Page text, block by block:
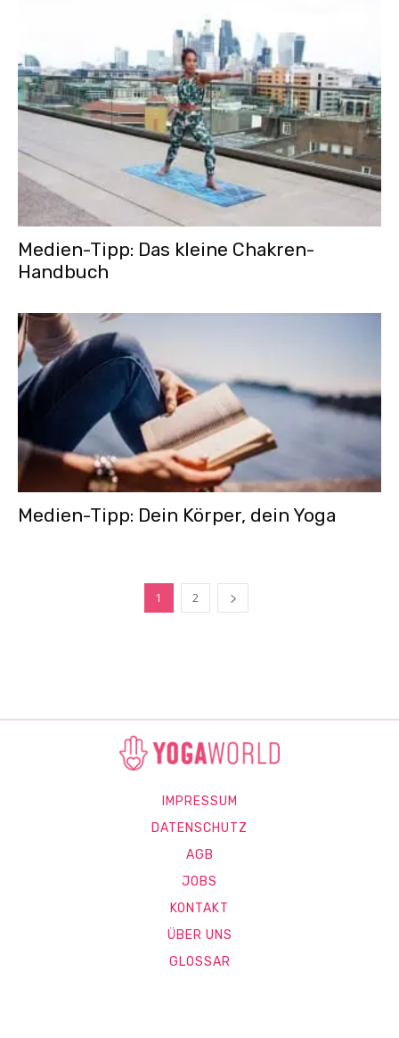
Medien-Tipp: Das kleine Chakren-
Handbuch
Medien-Tipp: Dein Körper, dein Yoga
1 2
IMPRESSUM
DATENSCHUTZ
AGB
JOBS
KONTAKT
ÜBER UNS
GLOSSAR